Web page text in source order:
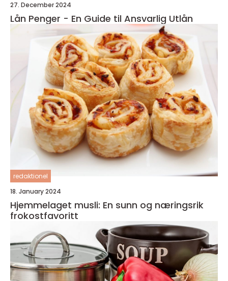
27. December 2024
Lån Penger - En Guide til Ansvarlig Utlån
redaktionel
18. January 2024
Hjemmelaget musli: En sunn og næringsrik
frokostfavoritt